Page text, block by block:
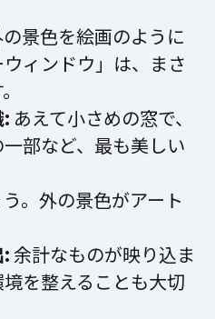
景色を絵画のように
ィンドウ」は、まさ
: あえて小さめの窓で、
部など、最も美しい
。外の景色がアート
:余計なものが映り込ま
を整えることも大切